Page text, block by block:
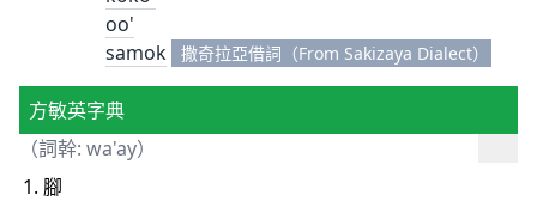
oo'
samok
撒奇拉亞借詞（From Sakizaya Dialect）
方敏英字典
（詞幹: wa'ay）
腳